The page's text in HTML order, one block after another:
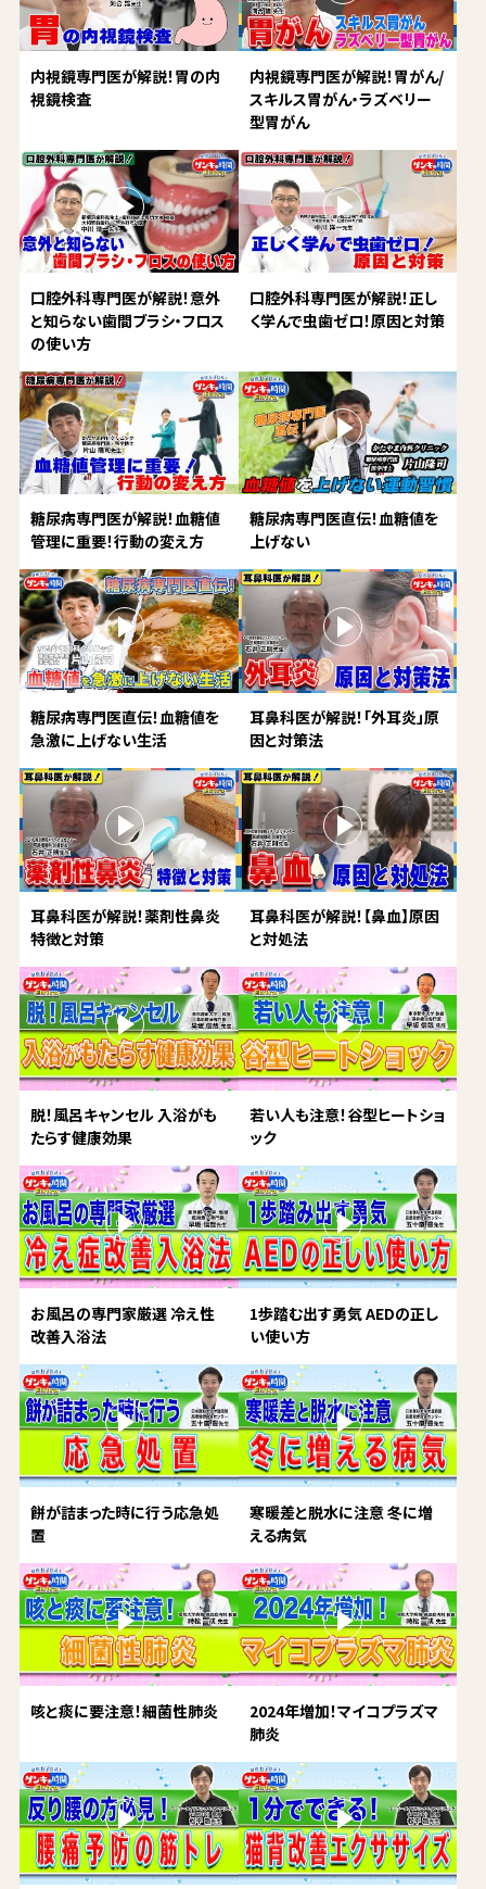
内視鏡専門医が解説！胃の内
視鏡検査
内視鏡専門医が解説！胃がん/
スキルス胃がん・ラズベリー
型胃がん
口腔外科専門医が解説！意外
と知らない歯間ブラシ・フロス
の使い方
口腔外科専門医が解説！正し
く学んで虫歯ゼロ！原因と対策
糖尿病専門医が解説！血糖値
管理に重要！行動の変え方
糖尿病専門医直伝！血糖値を
上げない
糖尿病専門医直伝！血糖値を
急激に上げない生活
耳鼻科医が解説！「外耳炎」原
因と対策法
耳鼻科医が解説！薬剤性鼻炎
特徴と対策
耳鼻科医が解説！【鼻血】原因
と対処法
脱！風呂キャンセル 入浴がも
たらす健康効果
若い人も注意！谷型ヒートショ
ック
お風呂の専門家厳選 冷え性
改善入浴法
1歩踏む出す勇気 AEDの正し
い使い方
餅が詰まった時に行う応急処
置
寒暖差と脱水に注意 冬に増
える病気
咳と痰に要注意！細菌性肺炎
2024年増加！マイコプラズマ
肺炎